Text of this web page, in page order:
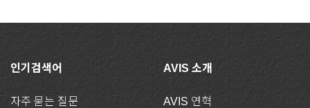
인기검색어
자주 묻는 질문
AVIS 소개
AVIS 연혁